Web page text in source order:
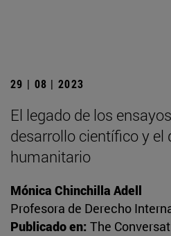
29 | 08 | 2023
El legado de los
desarrollo científico y el
humanitario
Mónica Chinchilla Adell
Profesora de Derecho
Publicado en: The